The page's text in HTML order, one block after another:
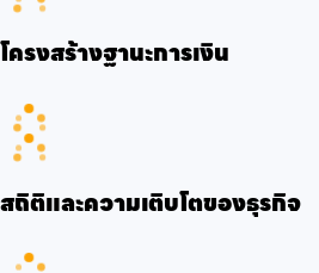
โครงสร้างฐานะการเงิน
สถิติและความเติบโตของธุรกิจ